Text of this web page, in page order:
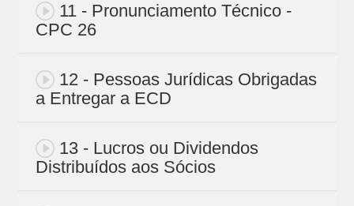
11 - Pronunciamento Técnico -
CPC 26
12 - Pessoas Jurídicas Obrigadas
a Entregar a ECD
13 - Lucros ou Dividendos
Distribuídos aos Sócios